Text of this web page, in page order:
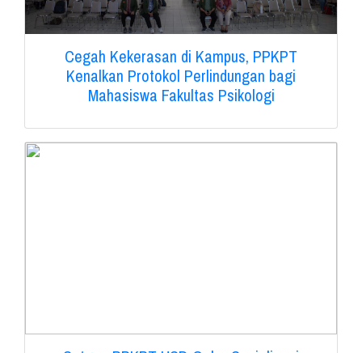
Cegah Kekerasan di Kampus, PPKPT
Kenalkan Protokol Perlindungan bagi
Mahasiswa Fakultas Psikologi